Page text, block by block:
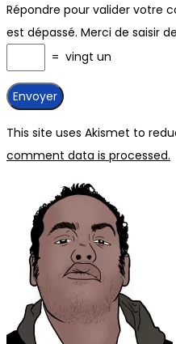
Répondre pour valider votre
est dépassé. Merci de saisir
= vingt un
This site uses Akismet to
comment data is processed.